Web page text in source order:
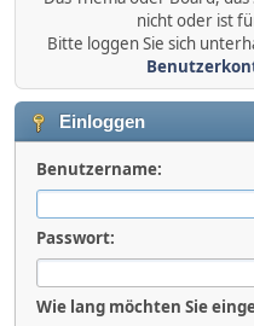
nicht oder ist
Bitte loggen Sie sich
Einloggen
Benutzername:
Passwort:
Wie lang möchten Sie